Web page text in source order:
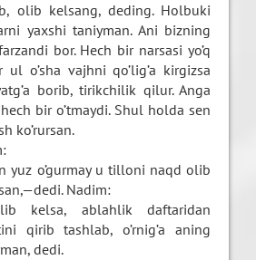
olib kelsang, deding. Holbuki
yaxshi taniyman. Ani bizning
bor. Hech bir narsasi yo’q
ul o’sha vajhni qo’lig’a kirgizsa
borib, tirikchilik qilur. Anga
bir o’tmaydi. Shul holda sen
ko’rursan.
yuz o’gurmay u tilloni naqd olib
Nadim:
kelsa, ablahlik daftaridan
qirib tashlab, o’rnig’a aning
dedi.